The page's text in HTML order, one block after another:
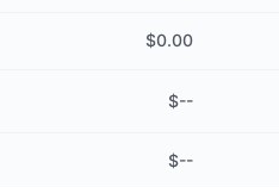
$0.00
$--
$--